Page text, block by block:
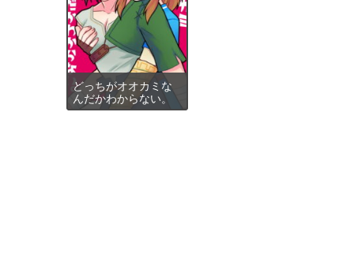
どっちがオオカミな
んだかわからない。